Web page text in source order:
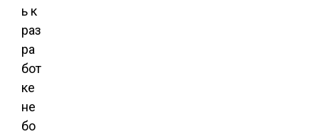
ь к
раз
ра
бот
ке
не
бо